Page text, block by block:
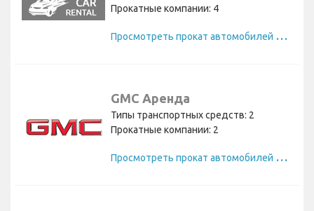
Прокатные компании: 4
П
росмотреть прокат автомобилей Buick
GMC Аренда
Типы транспортных средств: 2
Прокатные компании: 2
П
росмотреть прокат автомобилей GMC